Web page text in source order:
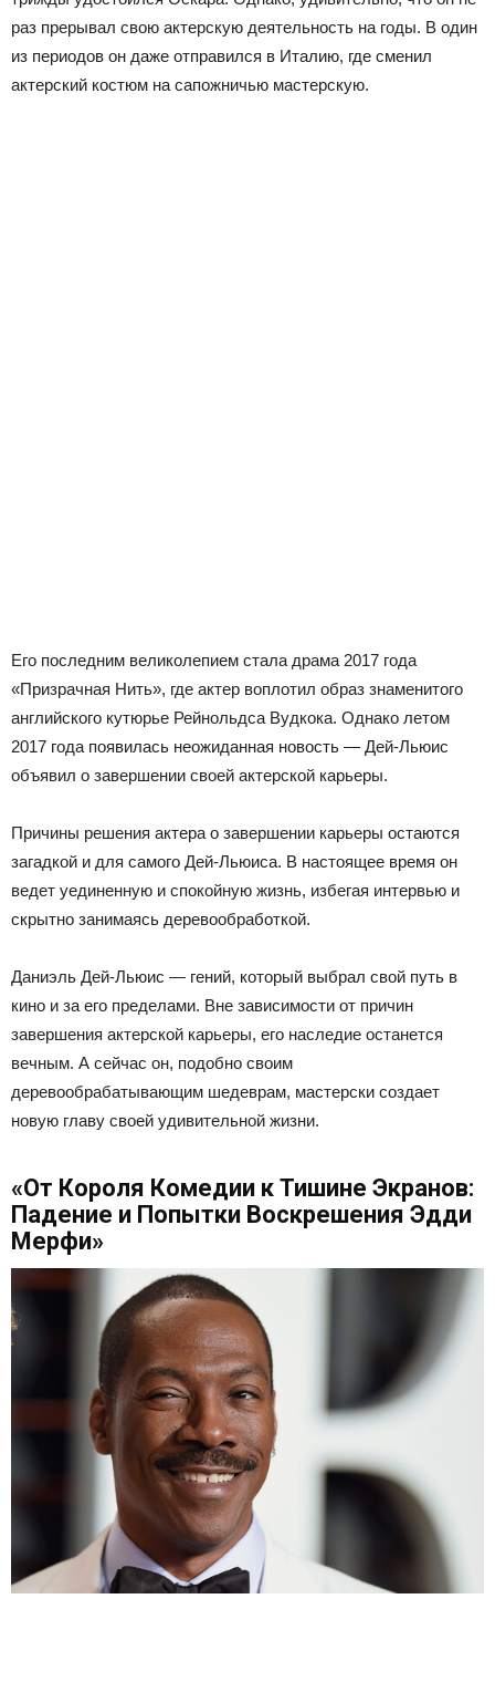
раз прерывал свою актерскую деятельность на годы. В один
из периодов он даже отправился в Италию, где сменил
актерский костюм на сапожничью мастерскую.
Его последним великолепием стала драма 2017 года
«Призрачная Нить», где актер воплотил образ знаменитого
английского кутюрье Рейнольдса Вудкока. Однако летом
2017 года появилась неожиданная новость — Дей-Льюис
объявил о завершении своей актерской карьеры.
Причины решения актера о завершении карьеры остаются
загадкой и для самого Дей-Льюиса. В настоящее время он
ведет уединенную и спокойную жизнь, избегая интервью и
скрытно занимаясь деревообработкой.
Даниэль Дей-Льюис — гений, который выбрал свой путь в
кино и за его пределами. Вне зависимости от причин
завершения актерской карьеры, его наследие останется
вечным. А сейчас он, подобно своим
деревообрабатывающим шедеврам, мастерски создает
новую главу своей удивительной жизни.
«От Короля Комедии к Тишине Экранов:
Падение и Попытки Воскрешения Эдди
Мерфи»